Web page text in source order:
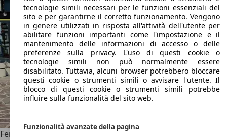
Ferrari 812
tecnologie simili necessari per le funzioni essenziali del
sito e per garantirne il corretto funzionamento. Vengono
in genere utilizzati in risposta all'attività dell'utente per
abilitare funzioni importanti come l'impostazione e il
mantenimento delle informazioni di accesso o delle
preferenze sulla privacy. L'uso di questi cookie o
tecnologie simili non può normalmente essere
disabilitato. Tuttavia, alcuni browser potrebbero bloccare
questi cookie o strumenti simili o avvisare l'utente. Il
blocco di questi cookie o strumenti simili potrebbe
influire sulla funzionalità del sito web.
Funzionalità avanzate della pagina